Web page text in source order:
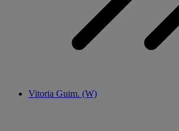
Vitoria Guim. (W)